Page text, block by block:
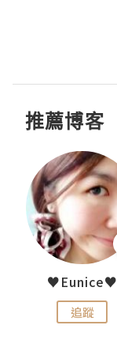
推薦博客
♥Eunice♥
追蹤